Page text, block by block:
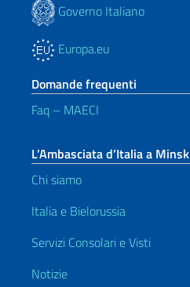
Governo Italiano
Europa.eu
Domande frequenti
Faq – MAECI
L’Ambasciata d’Italia a Minsk
Chi siamo
Italia e Bielorussia
Servizi Consolari e Visti
Notizie